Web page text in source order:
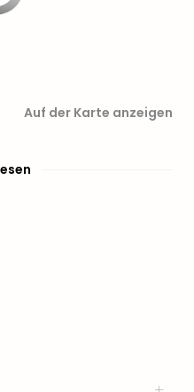
Auf der Karte anzeigen